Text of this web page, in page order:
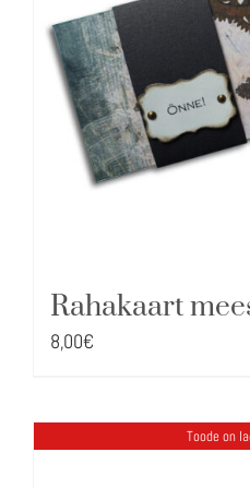
Rahakaart
8,00€
Toode on